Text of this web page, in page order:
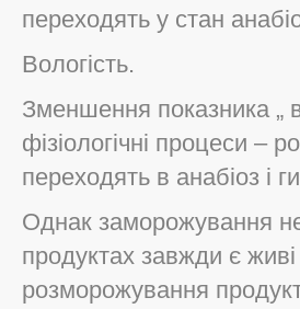
переходять у стан
Вологість.
Зменшення показника „
фізіологічні процеси –
переходять в анабіоз і
Однак заморожування
продуктах завжди є живі
розморожування